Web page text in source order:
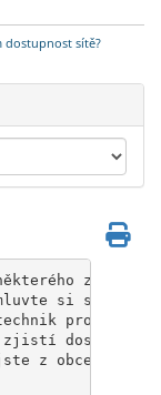
dostupnost sítě?
z
si s naším
provede
z obce